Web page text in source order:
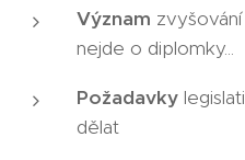
Význam
nejde o diplomky...
Požadavky
dělat